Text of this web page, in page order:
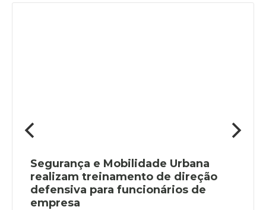
Segurança e Mobilidade Urbana
realizam treinamento de direção
defensiva para funcionários de
empresa